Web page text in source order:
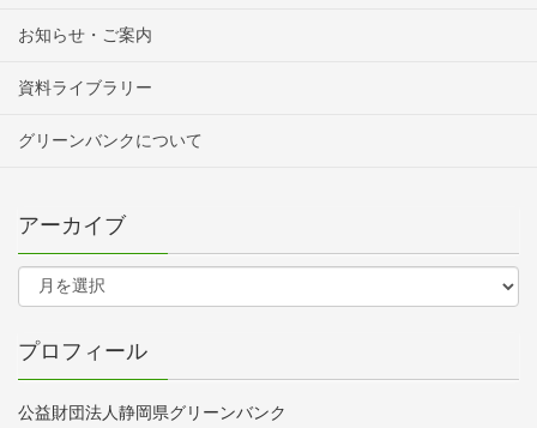
お知らせ・ご案内
資料ライブラリー
グリーンバンクについて
アーカイブ
プロフィール
公益財団法人静岡県グリーンバンク